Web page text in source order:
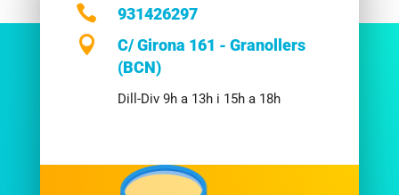
 931426297

C/ Girona 161 - Granollers
(BCN)
Dill-Div 9h a 13h i 15h a 18h